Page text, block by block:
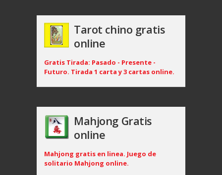
Tarot chino gratis
online
Gratis Tirada: Pasado - Presente -
Futuro. Tirada 1 carta y 3 cartas online.
Mahjong Gratis
online
Mahjong gratis en linea. Juego de
solitario Mahjong online.